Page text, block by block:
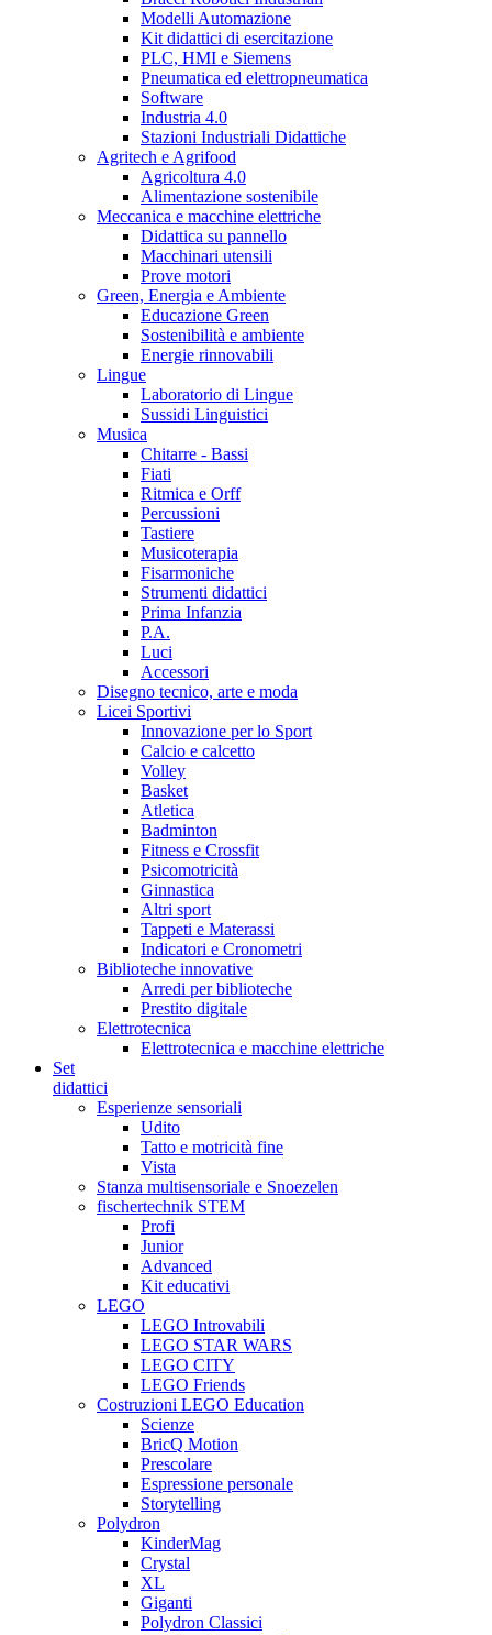
Modelli Automazione
Kit didattici di esercitazione
PLC, HMI e Siemens
Pneumatica ed elettropneumatica
Software
Industria 4.0
Stazioni Industriali Didattiche
Agritech e Agrifood
Agricoltura 4.0
Alimentazione sostenibile
Meccanica e macchine elettriche
Didattica su pannello
Macchinari utensili
Prove motori
Green, Energia e Ambiente
Educazione Green
Sostenibilità e ambiente
Energie rinnovabili
Lingue
Laboratorio di Lingue
Sussidi Linguistici
Musica
Chitarre - Bassi
Fiati
Ritmica e Orff
Percussioni
Tastiere
Musicoterapia
Fisarmoniche
Strumenti didattici
Prima Infanzia
P.A.
Luci
Accessori
Disegno tecnico, arte e moda
Licei Sportivi
Innovazione per lo Sport
Calcio e calcetto
Volley
Basket
Atletica
Badminton
Fitness e Crossfit
Psicomotricità
Ginnastica
Altri sport
Tappeti e Materassi
Indicatori e Cronometri
Biblioteche innovative
Arredi per biblioteche
Prestito digitale
Elettrotecnica
Elettrotecnica e macchine elettriche
Set
didattici
Esperienze sensoriali
Udito
Tatto e motricità fine
Vista
Stanza multisensoriale e Snoezelen
fischertechnik STEM
Profi
Junior
Advanced
Kit educativi
LEGO
LEGO Introvabili
LEGO STAR WARS
LEGO CITY
LEGO Friends
Costruzioni LEGO Education
Scienze
BricQ Motion
Prescolare
Espressione personale
Storytelling
Polydron
KinderMag
Crystal
XL
Giganti
Polydron Classici